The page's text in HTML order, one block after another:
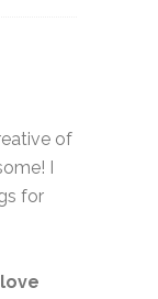
of
I
for